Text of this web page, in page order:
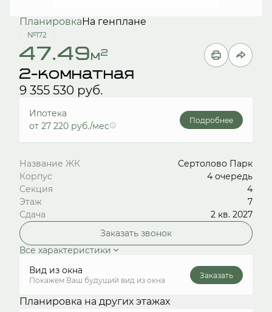
ПланировкаНа генплане
№172
47.49м2
2-комнатная
9 355 530 руб.
Ипотека
от 27 220 руб./мес
Подробнее
Название ЖК
Сертолово Парк
Корпус
4 очередь
Секция
4
Этаж
7
Сдача
2 кв. 2027
Заказать звонок
Все характеристики
Вид из окна
Покажем Ваш будущий вид из окна
Заказать
Планировка на других этажах